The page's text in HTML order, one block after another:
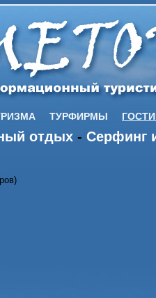
ТУРФИРМЫ
отдых - Серфинг